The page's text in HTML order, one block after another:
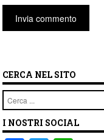
CERCA NEL SITO
Cerca
I NOSTRI SOCIAL